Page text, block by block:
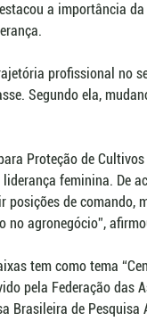
a importância
profissional no
Segundo ela,
Proteção de
feminina. De
posições de comando,
no agronegócio”,
tem como tema
pela Federação das
Brasileira de Pesquisa